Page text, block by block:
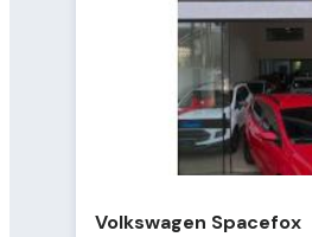
Volkswagen Spacefox